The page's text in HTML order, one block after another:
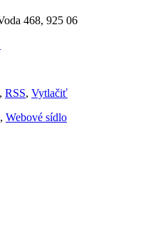
468, 925 06
, RSS, Vytlačiť
, Webové sídlo